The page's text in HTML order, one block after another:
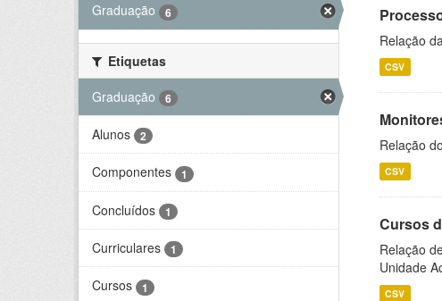
Graduação
6
Etiquetas
Graduação
6
Alunos 2
Componentes 1
Concluídos 1
Curriculares 1
Cursos 1
Relação
CSV
Relação
CSV
Cursos
Relação
Unidade
CSV